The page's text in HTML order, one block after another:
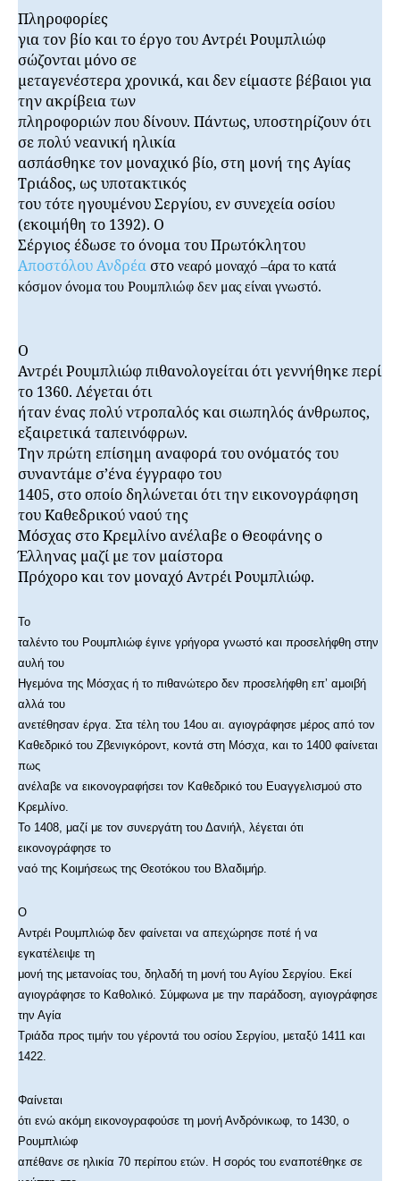
Πληροφορίες
για τον βίο και το έργο του Αντρέι Ρουμπλιώφ
σώζονται μόνο σε
μεταγενέστερα χρονικά, και δεν είμαστε βέβαιοι για
την ακρίβεια των
πληροφοριών που δίνουν. Πάντως, υποστηρίζουν ότι
σε πολύ νεανική ηλικία
ασπάσθηκε τον μοναχικό βίο, στη μονή της Αγίας
Τριάδος, ως υποτακτικός
του τότε ηγουμένου Σεργίου, εν συνεχεία οσίου
(εκοιμήθη το 1392). Ο
Σέργιος έδωσε το όνομα του Πρωτόκλητου
Αποστόλου Ανδρέαστο νεαρό μοναχό –άρα το κατά
κόσμον όνομα του Ρουμπλιώφ δεν μας είναι γνωστό.
Ο
Αντρέι Ρουμπλιώφ πιθανολογείται ότι γεννήθηκε περί
το 1360. Λέγεται ότι
ήταν ένας πολύ ντροπαλός και σιωπηλός άνθρωπος,
εξαιρετικά ταπεινόφρων.
Την πρώτη επίσημη αναφορά του ονόματός του
συναντάμε σ’ένα έγγραφο του
1405, στο οποίο δηλώνεται ότι την εικονογράφηση
του Καθεδρικού ναού της
Μόσχας στο Κρεμλίνο ανέλαβε ο Θεοφάνης ο
Έλληνας μαζί με τον μαίστορα
Πρόχορο και τον μοναχό Αντρέι Ρουμπλιώφ.
Το
ταλέντο του Ρουμπλιώφ έγινε γρήγορα γνωστό και προσελήφθη στην
αυλή του
Ηγεμόνα της Μόσχας ή το πιθανώτερο δεν προσελήφθη επ’ αμοιβή
αλλά του
ανετέθησαν έργα. Στα τέλη του 14ου αι. αγιογράφησε μέρος από τον
Καθεδρικό του Ζβενιγκόροντ, κοντά στη Μόσχα, και το 1400 φαίνεται
πως
ανέλαβε να εικονογραφήσει τον Καθεδρικό του Ευαγγελισμού στο
Κρεμλίνο.
Το 1408, μαζί με τον συνεργάτη του Δανιήλ, λέγεται ότι
εικονογράφησε το
ναό της Κοιμήσεως της Θεοτόκου του Βλαδιμήρ.
O
Αντρέι Ρουμπλιώφ δεν φαίνεται να απεχώρησε ποτέ ή να
εγκατέλειψε τη
μονή της μετανοίας του, δηλαδή τη μονή του Αγίου Σεργίου. Εκεί
αγιογράφησε το Καθολικό. Σύμφωνα με την παράδοση, αγιογράφησε
την Αγία
Τριάδα προς τιμήν του γέροντά του οσίου Σεργίου, μεταξύ 1411 και
1422.
Φαίνεται
ότι ενώ ακόμη εικονογραφούσε τη μονή Ανδρόνικωφ, το 1430, ο
Ρουμπλιώφ
απέθανε σε ηλικία 70 περίπου ετών. Η σορός του εναποτέθηκε σε